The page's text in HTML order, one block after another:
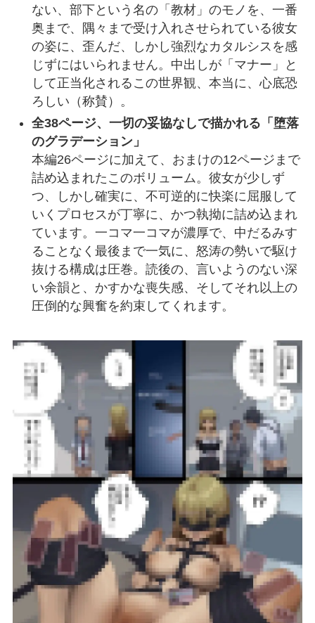
ない、部下という名の「教材」のモノを、一番
奥まで、隅々まで受け入れさせられている彼女
の姿に、歪んだ、しかし強烈なカタルシスを感
じずにはいられません。中出しが「マナー」と
して正当化されるこの世界観、本当に、心底恐
ろしい（称賛）。
全38ページ、一切の妥協なしで描かれる「堕落
のグラデーション」
本編26ページに加えて、おまけの12ページまで
詰め込まれたこのボリューム。彼女が少しず
つ、しかし確実に、不可逆的に快楽に屈服して
いくプロセスが丁寧に、かつ執拗に詰め込まれ
ています。一コマ一コマが濃厚で、中だるみす
ることなく最後まで一気に、怒涛の勢いで駆け
抜ける構成は圧巻。読後の、言いようのない深
い余韻と、かすかな喪失感、そしてそれ以上の
圧倒的な興奮を約束してくれます。